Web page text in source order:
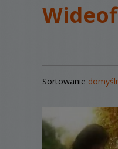
Sortowanie